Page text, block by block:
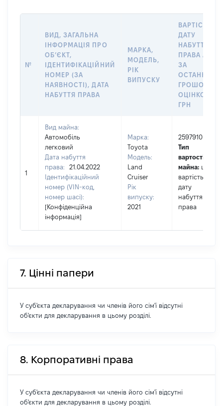
№
ВИД, ЗАГАЛЬНА
ІНФОРМАЦІЯ ПРО
ОБʼЄКТ,
ІДЕНТИФІКАЦІЙНИЙ
НОМЕР (ЗА
НАЯВНОСТІ), ДАТА
НАБУТТЯ ПРАВА
МАРКА,
МОДЕЛЬ,
РІК
ВИПУСКУ
ВАРТІСТЬ НА
ДАТУ
НАБУТТЯ
ПРАВА АБО
ЗА
ГРОШОВОЮ
ОЦІНКОЮ,
ГРН
1
Вид майна:
Автомобіль
легковий
Дата набуття
права:
21.04.2022
Ідентифікаційний
номер (VIN-код,
номер шасі):
[Конфіденційна
інформація]
Марка:
Toyota
Модель:
Land
Cruiser
Рік
випуску:
2021
2597910
Тип
вартості
майна: це
вартість на
дату
набуття
права
7. Цінні папери
У суб'єкта декларування чи членів його сім'ї відсутні
об'єкти для декларування в цьому розділі.
8. Корпоративні права
У суб'єкта декларування чи членів його сім'ї відсутні
об'єкти для декларування в цьому розділі.